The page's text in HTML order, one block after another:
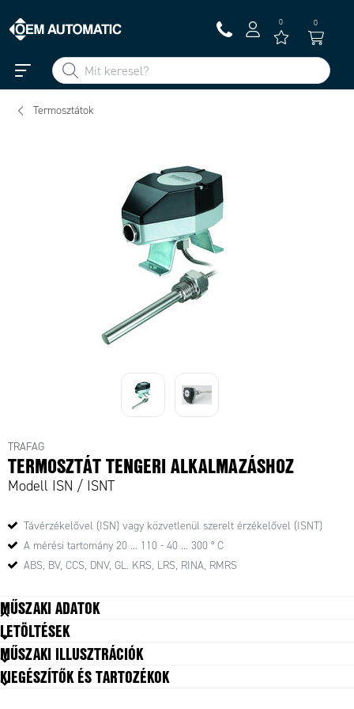
0 0
Termosztátok
TRAFAG
TERMOSZTÁT TENGERI ALKALMAZÁSHOZ
Modell ISN / ISNT
Távérzékelővel (ISN) vagy közvetlenül szerelt érzékelővel (ISNT)
A mérési tartomány 20 ... 110 - 40 ... 300 ° C
ABS, BV, CCS, DNV, GL. KRS, LRS, RINA, RMRS
MŰSZAKI ADATOK
LETÖLTÉSEK
MŰSZAKI ILLUSZTRÁCIÓK
KIEGÉSZÍTŐK ÉS TARTOZÉKOK